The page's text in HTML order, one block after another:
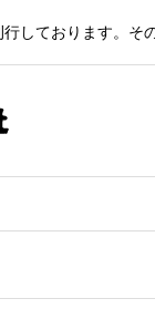
しております。そ